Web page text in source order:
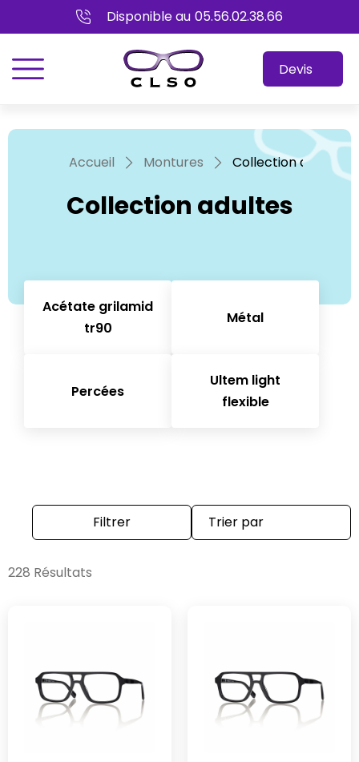
Disponible au 05.56.02.38.66
menu Devis
Accueil Montures Collection adultes
Collection adultes
Acétate grilamid
tr90
Métal
Percées
Ultem light
flexible
Filtrer
228 Résultats